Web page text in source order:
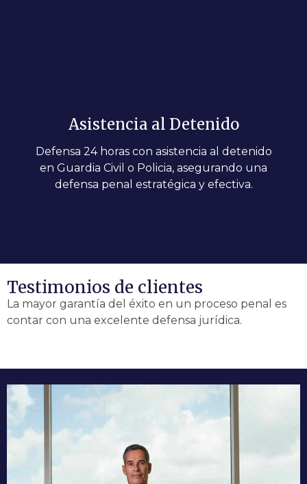
Asistencia al Detenido
Defensa 24 horas con asistencia al detenido
en Guardia Civil o Policia, asegurando una
defensa penal estratégica y efectiva.
Testimonios de clientes
La mayor garantía del éxito en un proceso penal es
contar con una excelente defensa jurídica.